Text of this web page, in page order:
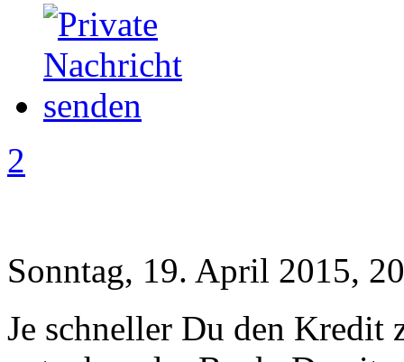
2
Sonntag, 19. April 2015,
Je schneller Du den Kredit